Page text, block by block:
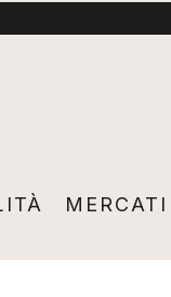
SPECIALI VIDEO
MERCATI